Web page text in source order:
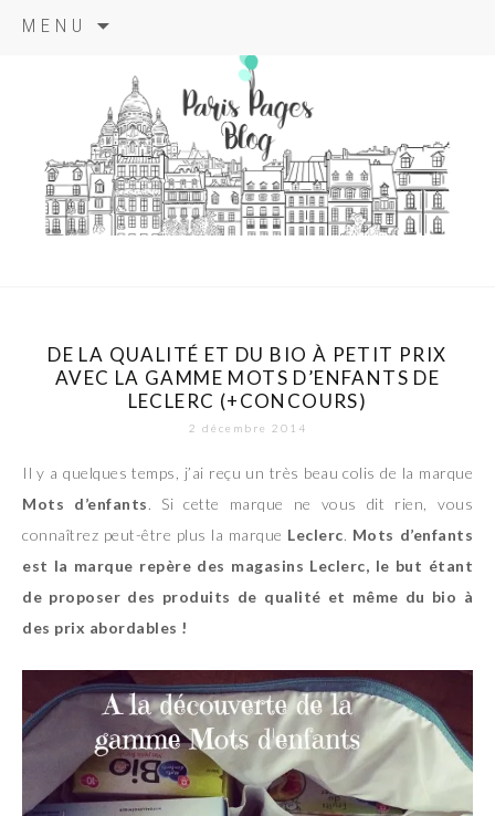
MENU
principal
paris pages
blog
DE LA QUALITÉ ET DU BIO À PETIT PRIX
AVEC LA GAMME MOTS D’ENFANTS DE
LECLERC (+CONCOURS)
2 décembre 2014
Il y a quelques temps, j’ai reçu un très beau colis de la marque
Mots d’enfants. Si cette marque ne vous dit rien, vous
connaîtrez peut-être plus la marque Leclerc. Mots d’enfants
est la marque repère des magasins Leclerc, le but étant
de proposer des produits de qualité et même du bio à
des prix abordables !